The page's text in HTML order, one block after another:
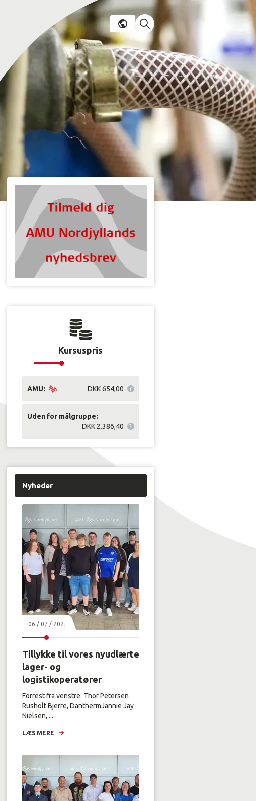
Kursuspris
AMU: DKK 654,00
Uden for målgruppe:
DKK 2.386,40
Nyheder
06 / 07 / 2026
Tillykke til vores nyudlærte
lager- og
logistikoperatører
Forrest fra venstre: Thor Petersen
Rusholt Bjerre, DanthermJannie Jay
Nielsen, ...
LÆS MERE